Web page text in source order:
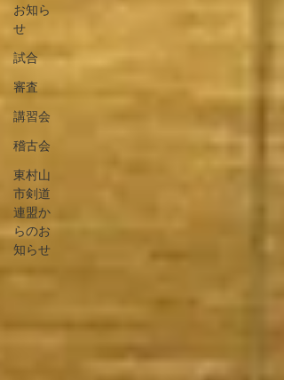
お知ら
せ
試合
審査
講習会
稽古会
東村山
市剣道
連盟か
らのお
知らせ